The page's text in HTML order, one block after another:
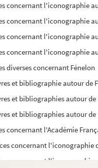
concernant l'iconographie
concernant l'iconographie
concernant l'iconographie
concernant l'iconographie
diverses concernant Fénelon
et bibliographie autour de
et bibliographies autour
et bibliographies autour
concernant l'Académie
concernant l'iconographie
concernant l'iconographie